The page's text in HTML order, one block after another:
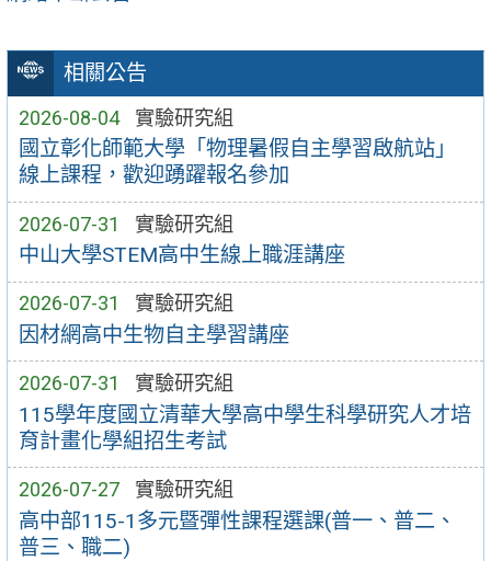
相關公告
2026-08-04 實驗研究組
國立彰化師範大學「物理暑假自主學習啟航站」
線上課程，歡迎踴躍報名參加
2026-07-31 實驗研究組
中山大學STEM高中生線上職涯講座
2026-07-31 實驗研究組
因材網高中生物自主學習講座
2026-07-31 實驗研究組
115學年度國立清華大學高中學生科學研究人才培
育計畫化學組招生考試
2026-07-27 實驗研究組
高中部115-1多元暨彈性課程選課(普一、普二、
普三、職二)